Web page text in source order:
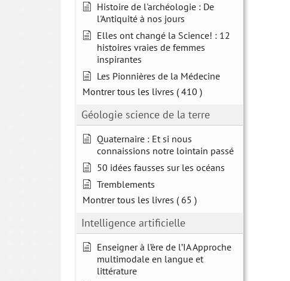
Histoire de l'archéologie : De
l'Antiquité à nos jours
Elles ont changé la Science! : 12
histoires vraies de femmes
inspirantes
Les Pionnières de la Médecine
Montrer tous les livres ( 410 )
Géologie science de la terre
Quaternaire : Et si nous
connaissions notre lointain passé
50 idées fausses sur les océans
Tremblements
Montrer tous les livres ( 65 )
Intelligence artificielle
Enseigner à l’ère de l’IA Approche
multimodale en langue et
littérature